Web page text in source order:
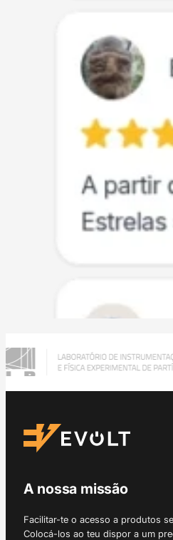
A nossa missão
Facilitar-te o acesso a produtos
Colocá-los ao teu dispor a um